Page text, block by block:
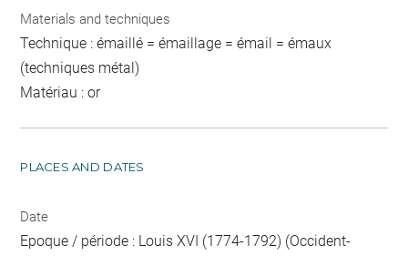
Materials and techniques
Technique : émaillé = émaillage = émail = émaux
(techniques métal)
Matériau : or
PLACES AND DATES
Date
Epoque / période : Louis XVI (1774-1792) (Occident-